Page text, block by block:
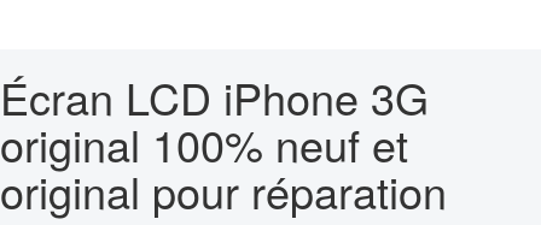
Écran LCD iPhone 3G
original 100% neuf et
original pour réparation